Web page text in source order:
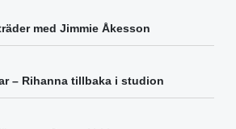
med Jimmie Åkesson
– Rihanna tillbaka i studion